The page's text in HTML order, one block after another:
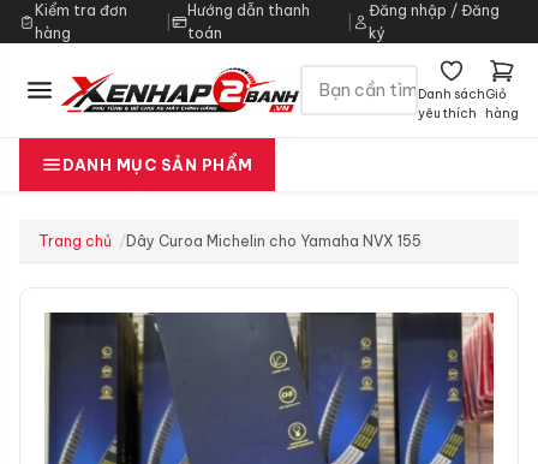
Kiểm tra đơn
hàng
|
Hướng dẫn thanh
toán
Đăng nhập / Đăng
ký
Danh sách
yêu thích
Giỏ
hàng
DANH MỤC SẢN PHẨM
Trang chủ Dây Curoa Michelin cho Yamaha NVX 155